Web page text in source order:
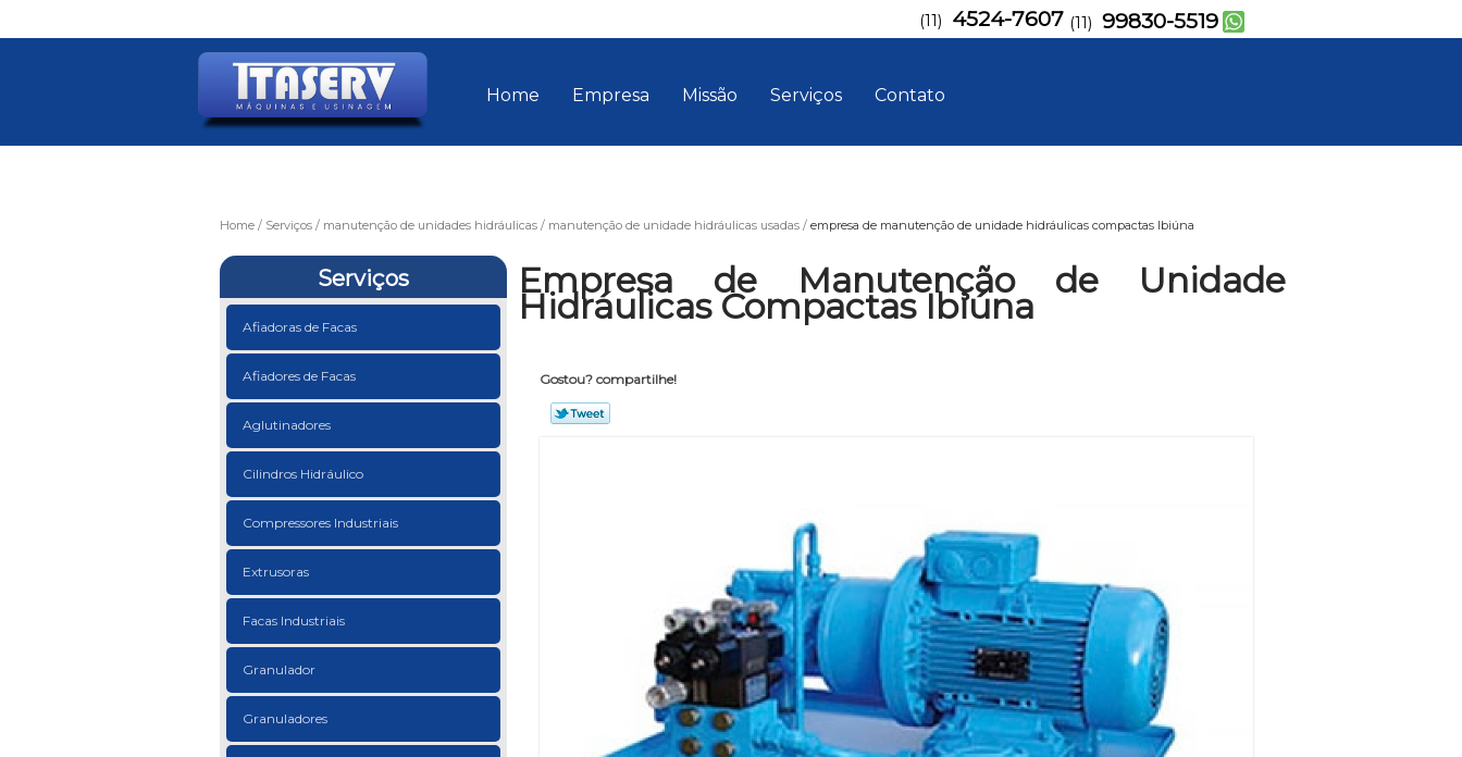
Home Empresa Missão Serviços Contato
(11) 4524-7607 (11) 99830-5519
Home Serviços manutenção de unidades hidráulicas manutenção de unidade hidráulicas usadas empresa de manutenção de unidade hidráulicas compactas Ibiúna
Serviços
Afiadoras de Facas
Afiadores de Facas
Aglutinadores
Cilindros Hidráulico
Compressores Industriais
Extrusoras
Facas Industriais
Granulador
Granuladores
Empresa de Manutenção de Unidade
Hidráulicas Compactas Ibiúna
Gostou? compartilhe!